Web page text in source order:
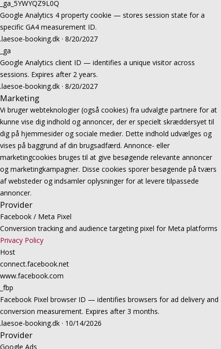
_ga_5YWYQZ9L0Q
Google Analytics 4 property cookie — stores session state for a
specific GA4 measurement ID.
.laesoe-booking.dk · 8/20/2027
_ga
Google Analytics client ID — identifies a unique visitor across
sessions. Expires after 2 years.
.laesoe-booking.dk · 8/20/2027
Marketing
Vi bruger webteknologier (også cookies) fra udvalgte partnere for at
kunne vise dig indhold og annoncer, der er specielt skræddersyet til
dig på hjemmesider og sociale medier. Dette indhold udvælges og
vises på baggrund af din brugsadfærd. Annonce- eller
marketingcookies bruges til at give besøgende relevante annoncer
og marketingkampagner. Disse cookies sporer besøgende på tværs
af websteder og indsamler oplysninger for at levere tilpassede
annoncer.
Provider
Facebook / Meta Pixel
Conversion tracking and audience targeting pixel for Meta platforms
Privacy Policy
Host
connect.facebook.net
www.facebook.com
_fbp
Facebook Pixel browser ID — identifies browsers for ad delivery and
conversion measurement. Expires after 3 months.
.laesoe-booking.dk · 10/14/2026
Provider
Google Ads